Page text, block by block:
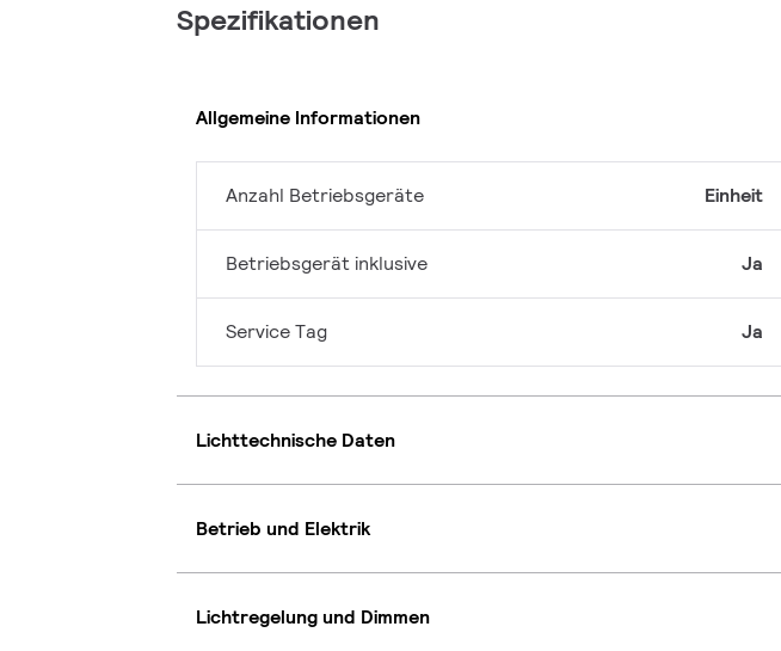
Spezifikationen
Allgemeine Informationen
Anzahl Betriebsgeräte Einheit
Betriebsgerät inklusive Ja
Service Tag Ja
Lichttechnische Daten
Betrieb und Elektrik
Lichtregelung und Dimmen